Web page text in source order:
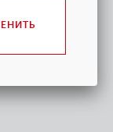
Вакуумные
гарантию